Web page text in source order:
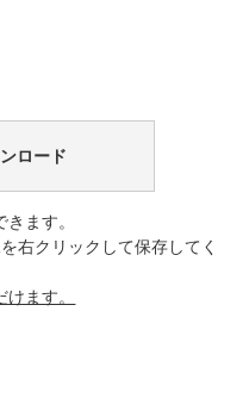
ロード
ます。
右クリックして保存してく
ます。